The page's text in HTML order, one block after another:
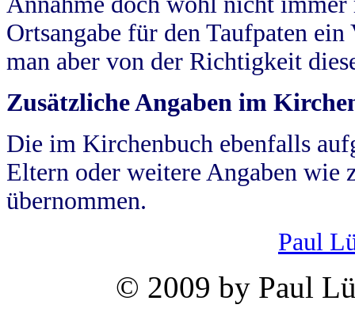
Ortsangabe für den Taufpaten
man aber von der Richtigkeit
Zusätzliche Angaben im
Die im Kirchenbuch ebenfalls
Eltern oder weitere Angaben wie
übernommen.
Paul
© 2009 by Paul